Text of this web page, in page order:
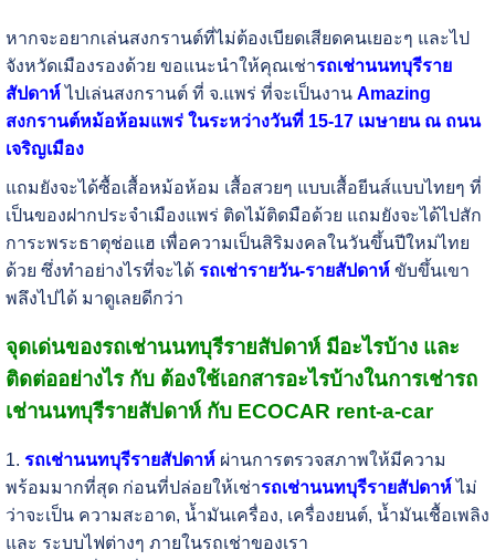
หากจะอยากเล่นสงกรานต์ที่ไม่ต้องเบียดเสียดคนเยอะๆ และไป
จังหวัดเมืองรองด้วย ขอแนะนำให้คุณเช่ารถเช่านนทบุรีราย
สัปดาห์ ไปเล่นสงกรานต์ ที่ จ.แพร่ ที่จะเป็นงาน Amazing
สงกรานต์หม้อห้อมแพร่ ในระหว่างวันที่ 15-17 เมษายน ณ ถนน
เจริญเมือง
แถมยังจะได้ซื้อเสื้อหม้อห้อม เสื้อสวยๆ แบบเสื้อยีนส์แบบไทยๆ ที่
เป็นของฝากประจำเมืองแพร่ ติดไม้ติดมือด้วย แถมยังจะได้ไปสัก
การะพระธาตุช่อแฮ เพื่อความเป็นสิริมงคลในวันขึ้นปีใหม่ไทย
ด้วย ซึ่งทำอย่างไรที่จะได้ รถเช่ารายวัน-รายสัปดาห์ ขับขึ้นเขา
พลึงไปได้ มาดูเลยดีกว่า
จุดเด่นของรถเช่านนทบุรีรายสัปดาห์ มีอะไรบ้าง และ
ติดต่ออย่างไร กับ ต้องใช้เอกสารอะไรบ้างในการเช่ารถ
เช่านนทบุรีรายสัปดาห์ กับ ECOCAR rent-a-car
1. รถเช่านนทบุรีรายสัปดาห์ ผ่านการตรวจสภาพให้มีความ
พร้อมมากที่สุด ก่อนที่ปล่อยให้เช่ารถเช่านนทบุรีรายสัปดาห์ ไม่
ว่าจะเป็น ความสะอาด, น้ำมันเครื่อง, เครื่องยนต์, น้ำมันเชื้อเพลิง
และ ระบบไฟต่างๆ ภายในรถเช่าของเรา